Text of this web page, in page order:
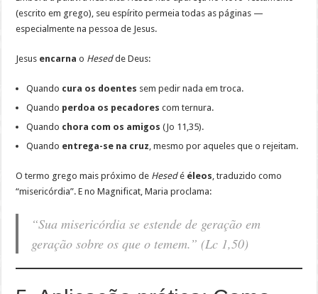
(escrito em grego), seu espírito permeia todas as páginas —
especialmente na pessoa de Jesus.
Jesus encarna o Hesedde Deus:
Quando cura os doentes sem pedir nada em troca.
Quando perdoa os pecadores com ternura.
Quando chora com os amigos (Jo 11,35).
Quando entrega-se na cruz, mesmo por aqueles que o rejeitam.
O termo grego mais próximo de Hesedé éleos, traduzido como
“misericórdia”. E no Magnificat, Maria proclama:
“Sua misericórdia se estende de geração em
geração sobre os que o temem.” (Lc 1,50)